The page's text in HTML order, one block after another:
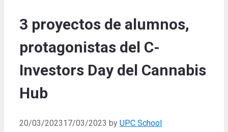
3 proyectos de alumnos,
protagonistas del C-
Investors Day del Cannabis
Hub
20/03/202317/03/2023 by UPC School